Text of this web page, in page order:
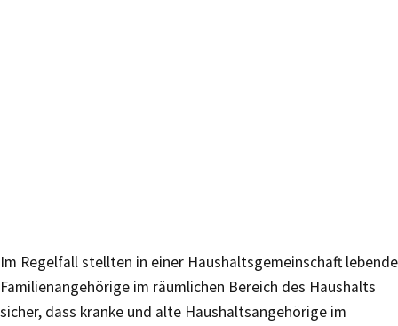
Im Regelfall stellten in einer Haushaltsgemeinschaft lebende
Familienangehörige im räumlichen Bereich des Haushalts
sicher, dass kranke und alte Haushaltsangehörige im